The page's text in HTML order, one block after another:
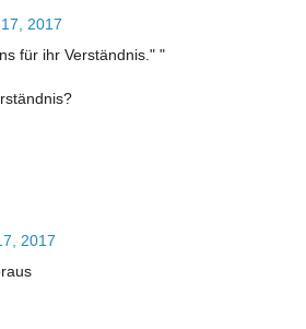
2017
für ihr Verständnis." "
2017